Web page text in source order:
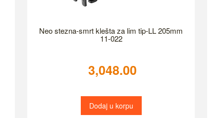
Neo stezna-smrt klešta za lim tip-LL 205mm
11-022
3,048.00
Dodaj u korpu